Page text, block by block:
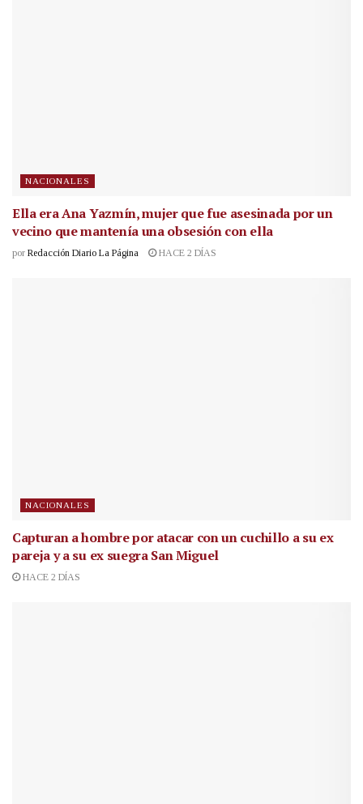
NACIONALES
Ella era Ana Yazmín, mujer que fue asesinada por un
vecino que mantenía una obsesión con ella
por Redacción Diario La Página HACE 2 DÍAS
NACIONALES
Capturan a hombre por atacar con un cuchillo a su ex
pareja y a su ex suegra San Miguel
HACE 2 DÍAS